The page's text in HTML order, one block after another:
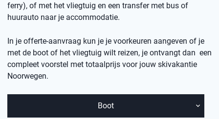
ferry), of met het vliegtuig en een transfer met bus of
huurauto naar je accommodatie.
In je offerte-aanvraag kun je je voorkeuren aangeven of je
met de boot of het vliegtuig wilt reizen, je ontvangt dan een
compleet voorstel met totaalprijs voor jouw skivakantie
Noorwegen.
Boot